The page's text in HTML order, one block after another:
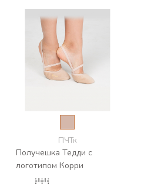
ПЧТк
Получешка Тедди с
логотипом Корри